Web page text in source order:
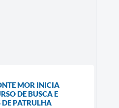
MOR INICIA
DE BUSCA E
PATRULHA